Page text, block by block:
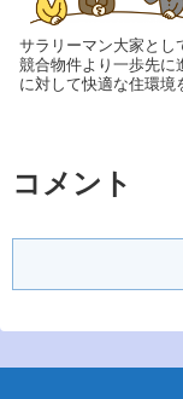
サラリーマン大家とし
競合物件より一歩先に
に対して快適な住環境
コメント